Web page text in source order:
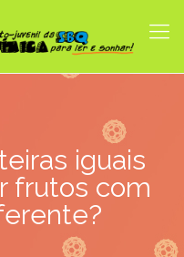
iguais
frutos com